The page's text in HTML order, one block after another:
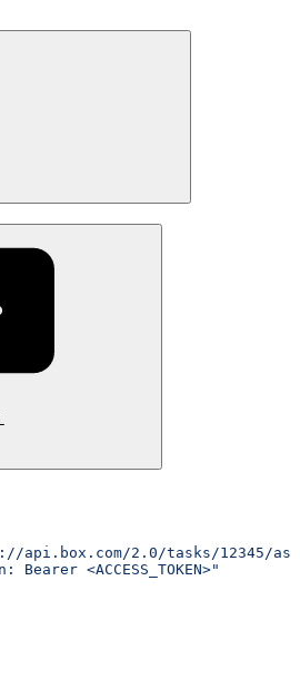
api.box.com/2.0/tasks/12345/
<ACCESS_TOKEN>"